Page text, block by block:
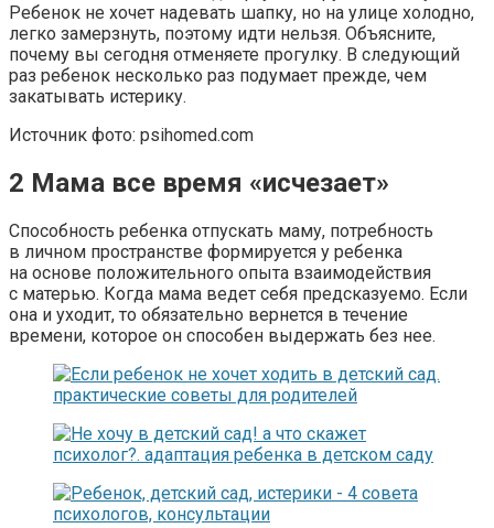
Ребенок не хочет надевать шапку, но на улице холодно,
легко замерзнуть, поэтому идти нельзя. Объясните,
почему вы сегодня отменяете прогулку. В следующий
раз ребенок несколько раз подумает прежде, чем
закатывать истерику.
Источник фото: psihomed.com
2 Мама все время «исчезает»
Способность ребенка отпускать маму, потребность
в личном пространстве формируется у ребенка
на основе положительного опыта взаимодействия
с матерью. Когда мама ведет себя предсказуемо. Если
она и уходит, то обязательно вернется в течение
времени, которое он способен выдержать без нее.